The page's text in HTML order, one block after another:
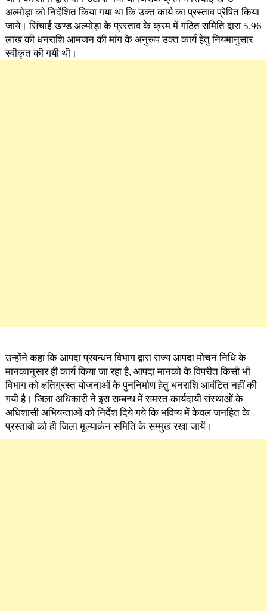
अल्मोड़ा को निर्देशित किया गया था कि उक्त कार्य का प्रस्ताव प्रेषित किया
जाये। सिंचाई खण्ड अल्मोड़ा के प्रस्ताव के क्रम में गठित समिति द्वारा 5.96
लाख की धनराशि आमजन की मांग के अनुरूप उक्त कार्य हेतु नियमानुसार
स्वीकृत की गयी थी।
उन्होंने कहा कि आपदा प्रबन्धन विभाग द्वारा राज्य आपदा मोचन निधि के
मानकानुसार ही कार्य किया जा रहा है, आपदा मानको के विपरीत किसी भी
विभाग को क्षतिग्रस्त योजनाओं के पुननिर्माण हेतु धनराशि आवंटित नहीं की
गयी है। जिला अधिकारी ने इस सम्बन्ध में समस्त कार्यदायी संस्थाओं के
अधिशासी अभियन्ताओं को निर्देश दिये गये कि भविष्य में केवल जनहित के
प्रस्तावो को ही जिला मूल्याकंन समिति के सम्मुख रखा जायें।